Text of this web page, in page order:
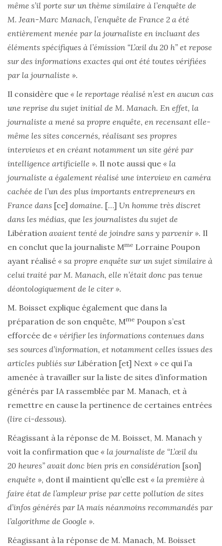
même s’il porte sur un thème similaire à l’enquête de
M. Jean-Marc Manach, l’enquête de France 2 a été
entièrement menée par la journaliste en incluant des
éléments spécifiques à l’émission “L’œil du 20 h” et repose
sur des informations exactes qui ont été toutes vérifiées
par la journaliste ».
Il considère que « le reportage réalisé n’est en aucun cas
une reprise du sujet initial de M. Manach. En effet, la
journaliste a mené sa propre enquête, en recensant elle-
même les sites concernés, réalisant ses propres
interviews et en créant notamment un site géré par
intelligence artificielle ». Il note aussi que « la
journaliste a également réalisé une interview en caméra
cachée de l’un des plus importants entrepreneurs en
France dans [ce] domaine. […] Un homme très discret
dans les médias, que les journalistes du sujet de
Libération avaient tenté de joindre sans y parvenir ». Il
en conclut que la journaliste Mme Lorraine Poupon
ayant réalisé « sa propre enquête sur un sujet similaire à
celui traité par M. Manach, elle n’était donc pas tenue
déontologiquement de le citer ».
M. Boisset explique également que dans la
préparation de son enquête, Mme Poupon s’est
efforcée de « vérifier les informations contenues dans
ses sources d’information, et notamment celles issues des
articles publiés sur Libération [et] Next » ce qui l’a
amenée à travailler sur la liste de sites d’information
générés par IA rassemblée par M. Manach, et à
remettre en cause la pertinence de certaines entrées
(lire ci-dessous).
Réagissant à la réponse de M. Boisset, M. Manach y
voit la confirmation que « la journaliste de “L’œil du
20 heures” avait donc bien pris en considération [son]
enquête », dont il maintient qu’elle est « la première à
faire état de l’ampleur prise par cette pollution de sites
d’infos générés par IA mais néanmoins recommandés par
l’algorithme de Google ».
Réagissant à la réponse de M. Manach, M. Boisset